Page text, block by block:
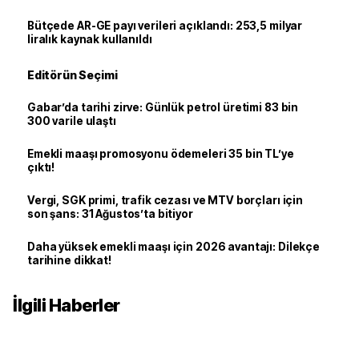
Bütçede AR-GE payı verileri açıklandı: 253,5 milyar
liralık kaynak kullanıldı
Editörün Seçimi
Gabar’da tarihi zirve: Günlük petrol üretimi 83 bin
300 varile ulaştı
Emekli maaşı promosyonu ödemeleri 35 bin TL’ye
çıktı!
Vergi, SGK primi, trafik cezası ve MTV borçları için
son şans: 31 Ağustos’ta bitiyor
Daha yüksek emekli maaşı için 2026 avantajı: Dilekçe
tarihine dikkat!
İlgili Haberler